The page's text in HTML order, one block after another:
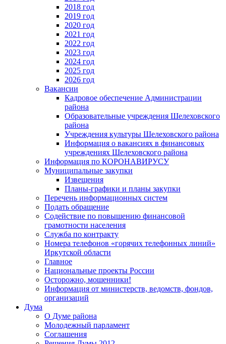
2018 год
2019 год
2020 год
2021 год
2022 год
2023 год
2024 год
2025 год
2026 год
Вакансии
Кадровое обеспечение Администрации
района
Образовательные учреждения Шелеховского
района
Учреждения культуры Шелеховского района
Информация о вакансиях в финансовых
учреждениях Шелеховского района
Информация по КОРОНАВИРУСУ
Муниципальные закупки
Извещения
Планы-графики и планы закупки
Перечень информационных систем
Подать обращение
Содействие по повышению финансовой
грамотности населения
Служба по контракту
Номера телефонов «горячих телефонных линий»
Иркутской области
Главное
Национальные проекты России
Осторожно, мошенники!
Информация от министерств, ведомств, фондов,
организаций
Дума
О Думе района
Молодежный парламент
Соглашения